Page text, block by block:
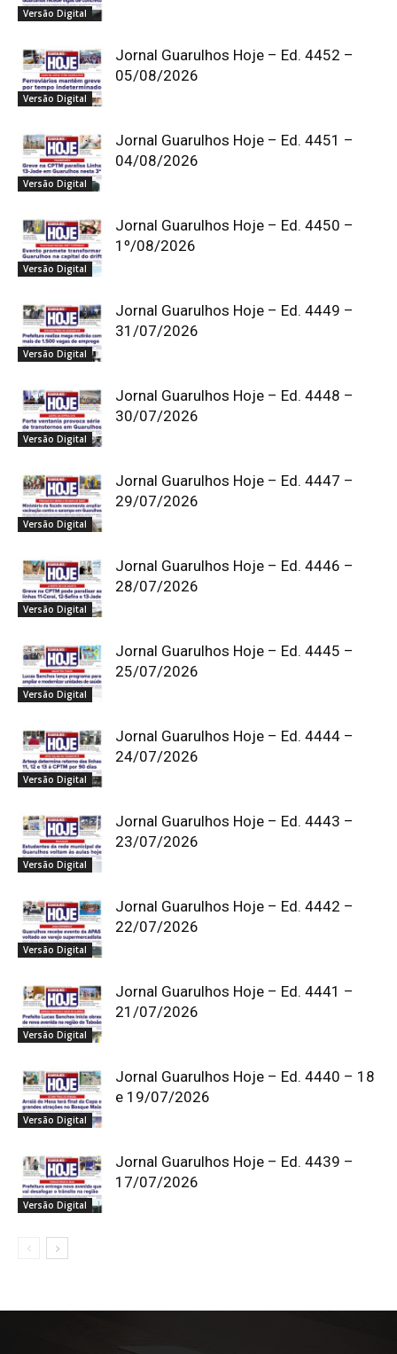
Versão Digital
Versão Digital
Jornal Guarulhos Hoje – Ed. 4452 –
05/08/2026
Versão Digital
Jornal Guarulhos Hoje – Ed. 4451 –
04/08/2026
Versão Digital
Jornal Guarulhos Hoje – Ed. 4450 –
1º/08/2026
Versão Digital
Jornal Guarulhos Hoje – Ed. 4449 –
31/07/2026
Versão Digital
Jornal Guarulhos Hoje – Ed. 4448 –
30/07/2026
Versão Digital
Jornal Guarulhos Hoje – Ed. 4447 –
29/07/2026
Versão Digital
Jornal Guarulhos Hoje – Ed. 4446 –
28/07/2026
Versão Digital
Jornal Guarulhos Hoje – Ed. 4445 –
25/07/2026
Versão Digital
Jornal Guarulhos Hoje – Ed. 4444 –
24/07/2026
Versão Digital
Jornal Guarulhos Hoje – Ed. 4443 –
23/07/2026
Versão Digital
Jornal Guarulhos Hoje – Ed. 4442 –
22/07/2026
Versão Digital
Jornal Guarulhos Hoje – Ed. 4441 –
21/07/2026
Versão Digital
Jornal Guarulhos Hoje – Ed. 4440 – 18
e 19/07/2026
Versão Digital
Jornal Guarulhos Hoje – Ed. 4439 –
17/07/2026